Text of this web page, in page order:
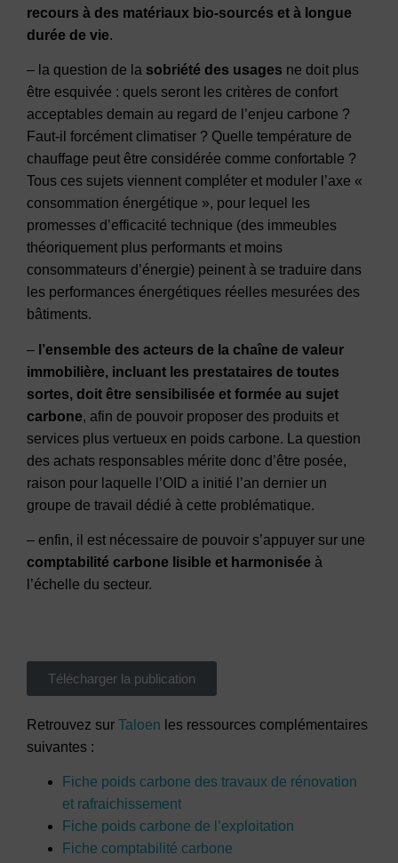
recours à des matériaux bio-sourcés et à longue
durée de vie.
– la question de la sobriété des usages ne doit plus
être esquivée : quels seront les critères de confort
acceptables demain au regard de l’enjeu carbone ?
Faut-il forcément climatiser ? Quelle température de
chauffage peut être considérée comme confortable ?
Tous ces sujets viennent compléter et moduler l’axe «
consommation énergétique », pour lequel les
promesses d’efficacité technique (des immeubles
théoriquement plus performants et moins
consommateurs d’énergie) peinent à se traduire dans
les performances énergétiques réelles mesurées des
bâtiments.
– l’ensemble des acteurs de la chaîne de valeur
immobilière, incluant les prestataires de toutes
sortes, doit être sensibilisée et formée au sujet
carbone, afin de pouvoir proposer des produits et
services plus vertueux en poids carbone. La question
des achats responsables mérite donc d’être posée,
raison pour laquelle l’OID a initié l’an dernier un
groupe de travail dédié à cette problématique.
– enfin, il est nécessaire de pouvoir s’appuyer sur une
comptabilité carbone lisible et harmonisée à
l’échelle du secteur.
Télécharger la publication
Retrouvez sur Taloen les ressources complémentaires
suivantes :
Fiche poids carbone des travaux de rénovation
et rafraichissement
Fiche poids carbone de l’exploitation
Fiche comptabilité carbone